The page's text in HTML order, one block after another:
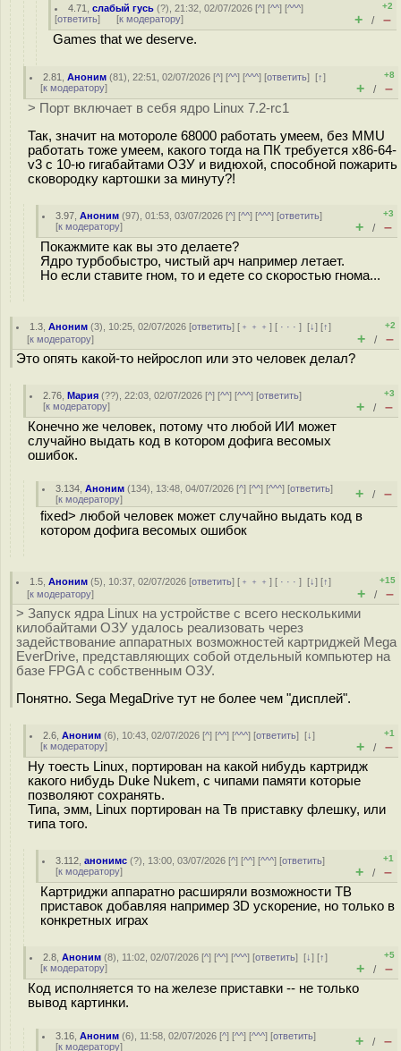
4.71 ,слабый гусь (?), 21:32, 02/07/2026 [^] [^^] [^^^]
[ответить] [к модератору]
+2
+ / –
Games that we deserve.
2.81 ,Аноним (81), 22:51, 02/07/2026 [^] [^^] [^^^] [ответить][↑]
[к модератору]
+8
+ / –
> Порт включает в себя ядро Linux 7.2-rc1
Так, значит на мотороле 68000 работать умеем, без MMU
работать тоже умеем, какого тогда на ПК требуется x86-64-
v3 с 10-ю гигабайтами ОЗУ и видюхой, способной пожарить
сковородку картошки за минуту?!
3.97 ,Аноним (97), 01:53, 03/07/2026 [^] [^^] [^^^] [ответить]
[к модератору]
+3
+ / –
Покажмите как вы это делаете?
Ядро турбобыстро, чистый арч например летает.
Но если ставите гном, то и едете со скоростью гнома...
1.3 ,Аноним (3), 10:25, 02/07/2026 [ответить] [ ﹢﹢﹢] [ · · ·][↓] [↑]
[к модератору]
+2
+ / –
Это опять какой-то нейрослоп или это человек делал?
2.76 ,Мария (??), 22:03, 02/07/2026 [^] [^^] [^^^] [ответить]
[к модератору]
+3
+ / –
Конечно же человек, потому что любой ИИ может
случайно выдать код в котором дофига весомых
ошибок.
3.134 ,Аноним (134), 13:48, 04/07/2026 [^] [^^] [^^^] [ответить]
[к модератору] + / –
fixed> любой человек может случайно выдать код в
котором дофига весомых ошибок
1.5 ,Аноним (5), 10:37, 02/07/2026 [ответить] [ ﹢﹢﹢] [ · · ·][↓] [↑]
[к модератору]
+15
+ / –
> Запуск ядра Linux на устройстве с всего несколькими
килобайтами ОЗУ удалось реализовать через
задействование аппаратных возможностей картриджей Mega
EverDrive, представляющих собой отдельный компьютер на
базе FPGA с собственным ОЗУ.
Понятно. Sega MegaDrive тут не более чем "дисплей".
2.6 ,Аноним (6), 10:43, 02/07/2026 [^] [^^] [^^^] [ответить][↓]
[к модератору]
+1
+ / –
Ну тоесть Linux, портирован на какой нибудь картридж
какого нибудь Duke Nukem, с чипами памяти которые
позволяют сохранять.
Типа, эмм, Linux портирован на Тв приставку флешку, или
типа того.
3.112 ,анонимс (?), 13:00, 03/07/2026 [^] [^^] [^^^] [ответить]
[к модератору]
+1
+ / –
Картриджи аппаратно расширяли возможности ТВ
приставок добавляя например 3D ускорение, но только в
конкретных играх
2.8 ,Аноним (8), 11:02, 02/07/2026 [^] [^^] [^^^] [ответить][↓] [↑]
[к модератору]
+5
+ / –
Код исполняется то на железе приставки -- не только
вывод картинки.
3.16 ,Аноним (6), 11:58, 02/07/2026 [^] [^^] [^^^] [ответить]
[к модератору] + / –